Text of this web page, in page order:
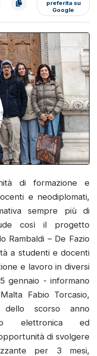
preferita su
Google
di formazione e
e neodiplomati,
sempre più di
così il progetto
Rambaldi – De Fazio
a studenti e docenti
e lavoro in diversi
gennaio - informano
Fabio Torcasio,
dello scorso anno
elettronica ed
di svolgere
per 3 mesi,